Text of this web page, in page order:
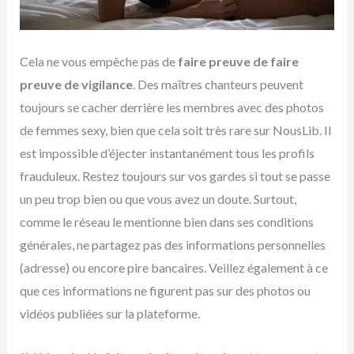
Cela ne vous empêche pas de faire preuve de faire
preuve de vigilance. Des maîtres chanteurs peuvent
toujours se cacher derrière les membres avec des photos
de femmes sexy, bien que cela soit très rare sur NousLib. Il
est impossible d’éjecter instantanément tous les profils
frauduleux. Restez toujours sur vos gardes si tout se passe
un peu trop bien ou que vous avez un doute. Surtout,
comme le réseau le mentionne bien dans ses conditions
générales, ne partagez pas des informations personnelles
(adresse) ou encore pire bancaires. Veillez également à ce
que ces informations ne figurent pas sur des photos ou
vidéos publiées sur la plateforme.